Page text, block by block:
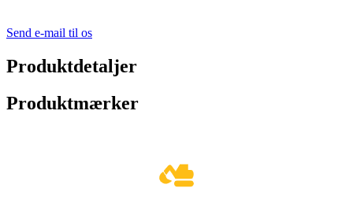
Send e-mail til os
Produktdetaljer
Produktmærker